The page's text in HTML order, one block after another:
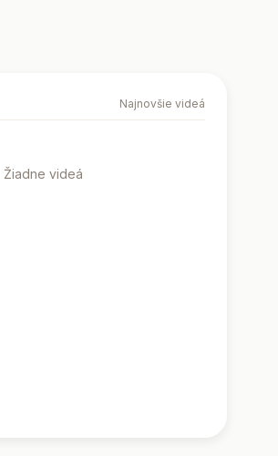
Najnovšie videá
Žiadne videá